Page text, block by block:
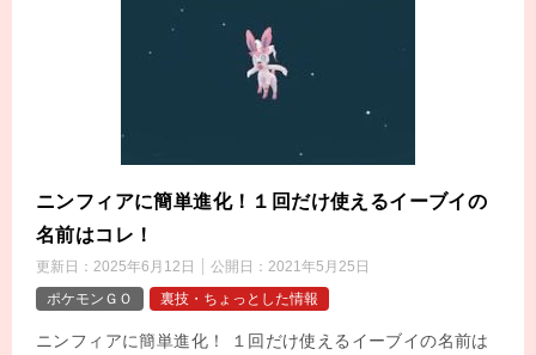
ニンフィアに簡単進化！１回だけ使えるイーブイの
名前はコレ！
更新日： 2025年6月12日 公開日： 2021年5月25日
ポケモンＧＯ
裏技・ちょっとした情報
ニンフィアに簡単進化！ １回だけ使えるイーブイの名前は